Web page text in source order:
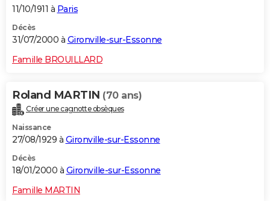
11/10/1911 à Paris
Décès
31/07/2000 à Gironville-sur-Essonne
Famille BROUILLARD
Roland MARTIN (70 ans)
Créer une cagnotte obsèques
Naissance
27/08/1929 à Gironville-sur-Essonne
Décès
18/01/2000 à Gironville-sur-Essonne
Famille MARTIN